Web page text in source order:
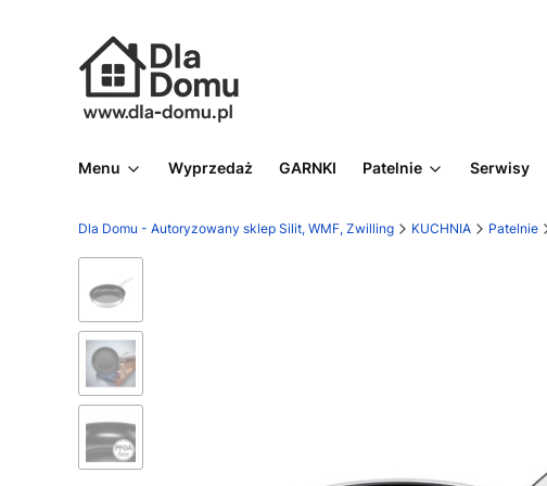
Menu Wyprzedaż GARNKI Patelnie Serwisy
Dla Domu - Autoryzowany sklep Silit, WMF, Zwilling KUCHNIA Patelnie